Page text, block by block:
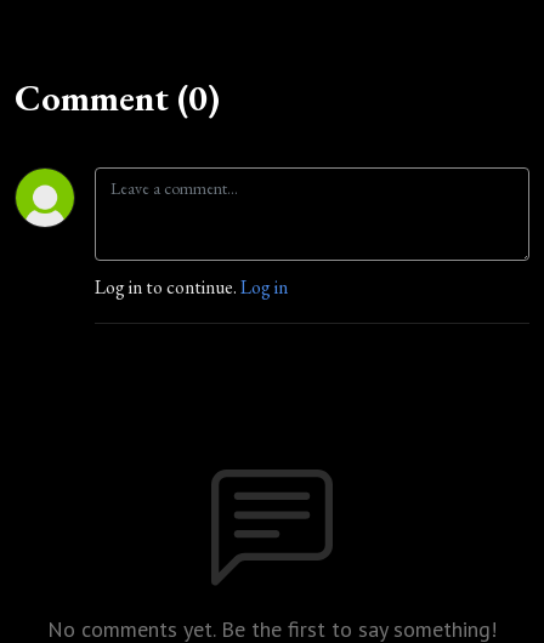
Comment (0)
Log in to continue.Log in
No comments yet. Be the first to say something!